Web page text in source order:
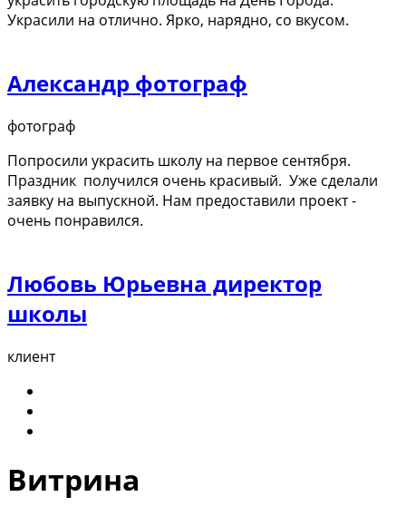
Украсили на отлично. Ярко, нарядно, со вкусом.
Александр фотограф
фотограф
Попросили украсить школу на первое сентября.
Праздник получился очень красивый. Уже сделали
заявку на выпускной. Нам предоставили проект -
очень понравился.
Любовь Юрьевна директор
школы
клиент
Витрина